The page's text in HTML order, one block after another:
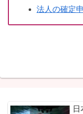
法人の確定